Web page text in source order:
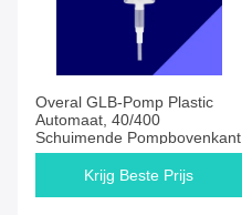
Overal GLB-Pomp Plastic
Automaat, 40/400
Schuimende Pompbovenkant
Krijg Beste Prijs